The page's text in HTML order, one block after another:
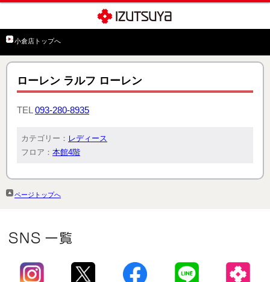
小倉店トップへ
ローレン ラルフ ローレン
TEL 093-280-8935
カテゴリー： レディース
フロア： 本館4階
ページトップへ